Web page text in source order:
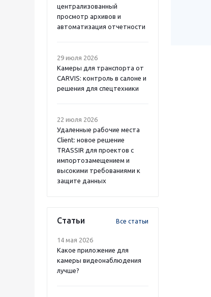
централизованный
просмотр архивов и
автоматизация отчетности
29 июля 2026
Камеры для транспорта от
CARVIS: контроль в салоне и
решения для спецтехники
22 июля 2026
Удаленные рабочие места
Client: новое решение
TRASSIR для проектов с
импортозамещением и
высокими требованиями к
защите данных
Статьи Все статьи
14 мая 2026
Какое приложение для
камеры видеонаблюдения
лучше?